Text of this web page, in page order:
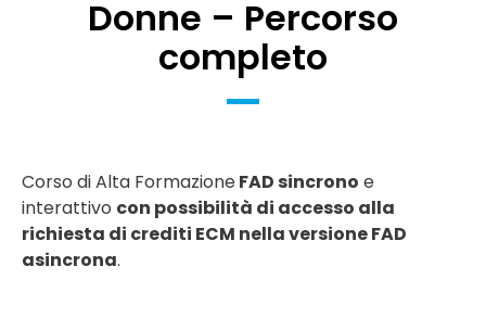
Donne – Percorso
completo
Corso di Alta FormazioneFAD sincrono e
interattivo con possibilità di accesso alla
richiesta di crediti ECM nella versione FAD
asincrona.